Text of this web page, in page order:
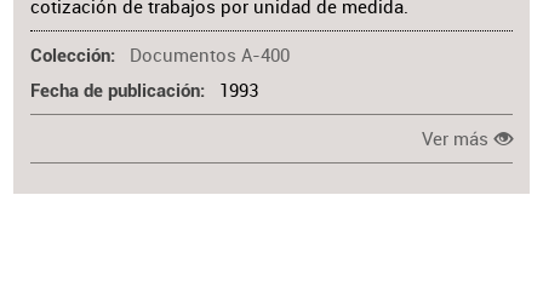
cotización de trabajos por unidad de medida.
Colección Documentos A-400
Fecha de publicación 1993
Ver más